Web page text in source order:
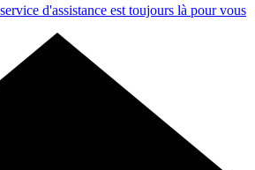
d'assistance est toujours là pour vous